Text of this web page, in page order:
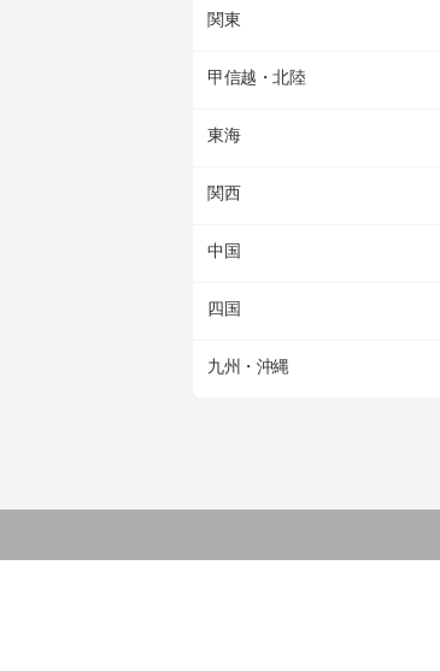
関東
甲信越・北陸
東海
関西
中国
四国
九州・沖縄